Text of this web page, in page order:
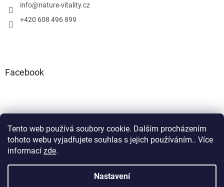
Tento web používá soubory cookie. Dalším procházením
tohoto webu vyjadřujete souhlas s jejich používáním.. Více
informací zde.
Nastavení
info@nature-vitality.cz
+420 608 496 899
Facebook
Instagram
Vytvořil Shoptet